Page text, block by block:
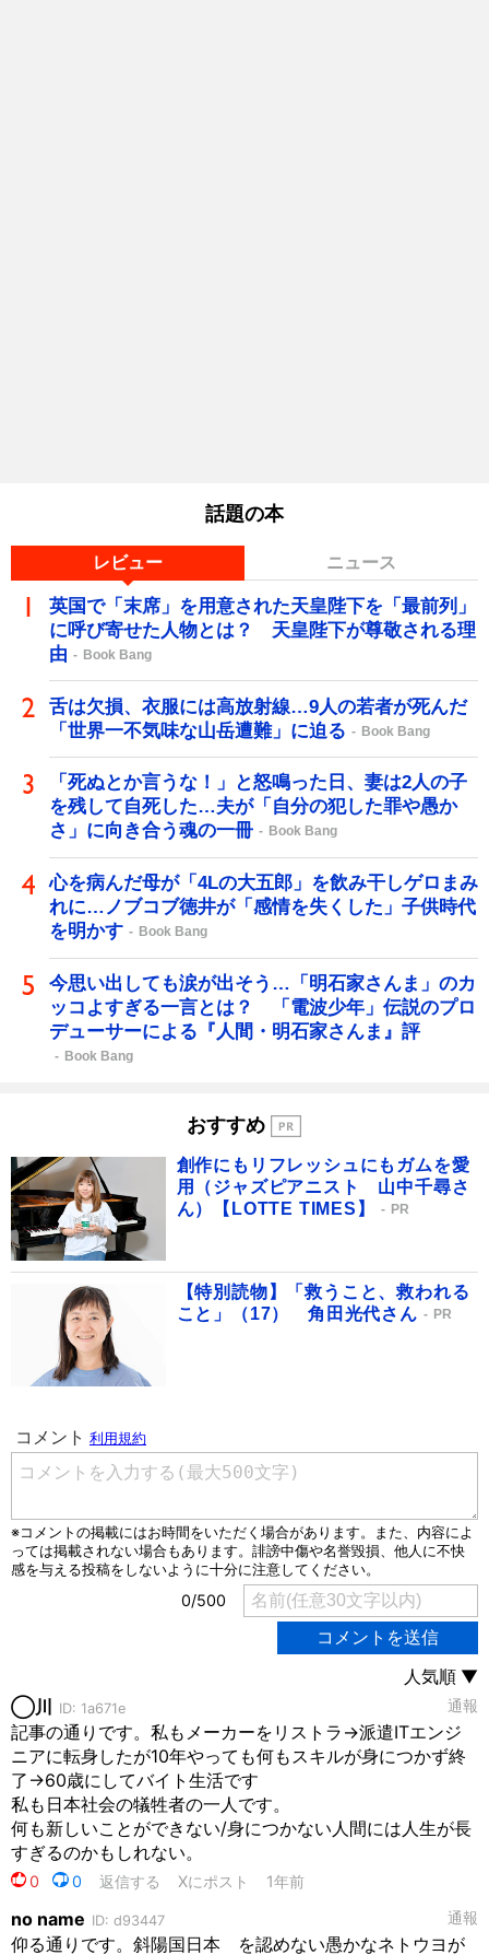
話題の本
レビュー ニュース
英国で「末席」を用意された天皇陛下を「最前列」
に呼び寄せた人物とは？ 天皇陛下が尊敬される理
由
Book Bang
舌は欠損、衣服には高放射線…9人の若者が死んだ
「世界一不気味な山岳遭難」に迫る
Book Bang
「死ぬとか言うな！」と怒鳴った日、妻は2人の子
を残して自死した…夫が「自分の犯した罪や愚か
さ」に向き合う魂の一冊
Book Bang
心を病んだ母が「4Lの大五郎」を飲み干しゲロまみ
れに…ノブコブ徳井が「感情を失くした」子供時代
を明かす
Book Bang
今思い出しても涙が出そう…「明石家さんま」のカ
ッコよすぎる一言とは？ 「電波少年」伝説のプロ
デューサーによる『人間・明石家さんま』評
Book Bang
おすすめ
創作にもリフレッシュにもガムを愛
用（ジャズピアニスト 山中千尋さ
ん）【LOTTE TIMES】
PR
【特別読物】「救うこと、救われる
こと」（17） 角田光代さん
PR